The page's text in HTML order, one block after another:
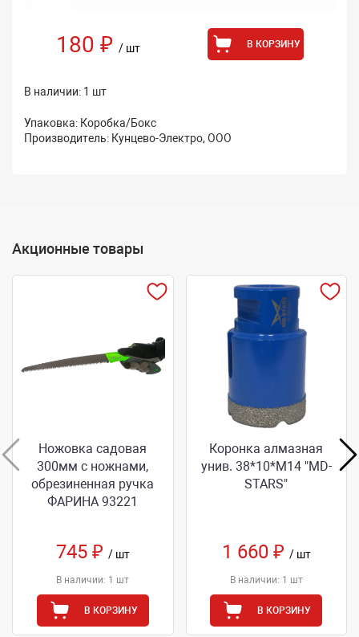
180 ₽ / шт В КОРЗИНУ
В наличии: 1 шт
Упаковка: Коробка/Бокс
Производитель: Кунцево-Электро, ООО
Акционные товары
Ножовка садовая
300мм с ножнами,
обрезиненная ручка
ФАРИНА 93221
745 ₽ / шт
В наличии: 1 шт
В КОРЗИНУ
Коронка алмазная
унив. 38*10*M14 "MD-
STARS"
1 660 ₽ / шт
В наличии: 1 шт
В КОРЗИНУ